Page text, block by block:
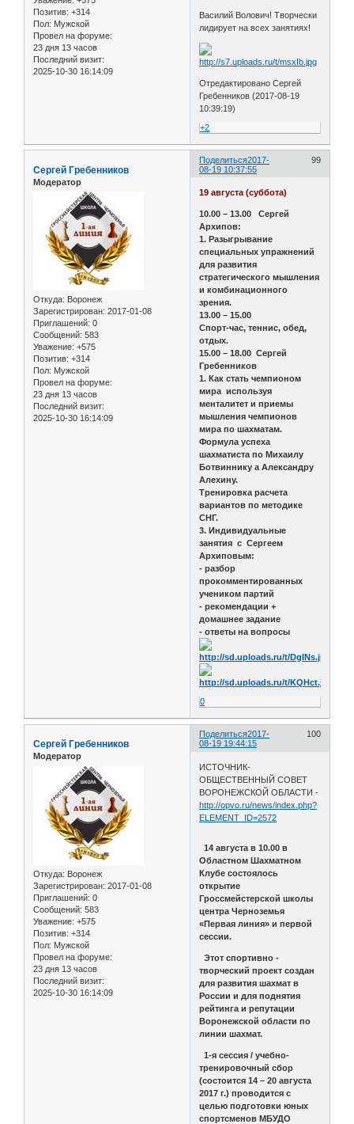
Позитив: +314
Пол: Мужской
Провел на форуме:
23 дня 13 часов
Последний визит:
2025-10-30 16:14:09
Василий Волович! Творчески
лидирует на всех занятиях!
Отредактировано Сергей
Гребенников (2017-08-19
10:39:19)
+2
Поделиться 99
2017-
08-19 10:37:55
Сергей Гребенников
Модератор
Откуда: Воронеж
Зарегистрирован: 2017-01-08
Приглашений: 0
Сообщений: 583
Уважение: +575
Позитив: +314
Пол: Мужской
Провел на форуме:
23 дня 13 часов
Последний визит:
2025-10-30 16:14:09
19 августа (суббота)
10.00 – 13.00 Сергей
Архипов:
1. Разыгрывание
специальных упражнений
для развития
стратегического мышления
и комбинационного
зрения.
13.00 – 15.00
Спорт-час, теннис, обед,
отдых.
15.00 – 18.00 Сергей
Гребенников
1. Как стать чемпионом
мира используя
менталитет и приемы
мышления чемпионов
мира по шахматам.
Формула успеха
шахматиста по Михаилу
Ботвиннику а Александру
Алехину.
Тренировка расчета
вариантов по методике
СНГ.
3. Индивидуальные
занятия с Сергеем
Архиповым:
- разбор
прокомментированных
учеником партий
- рекомендации +
домашнее задание
- ответы на вопросы
0
Поделиться 100
2017-
08-19 19:44:15
Сергей Гребенников
Модератор
Откуда: Воронеж
Зарегистрирован: 2017-01-08
Приглашений: 0
Сообщений: 583
Уважение: +575
Позитив: +314
Пол: Мужской
Провел на форуме:
23 дня 13 часов
Последний визит:
2025-10-30 16:14:09
ИСТОЧНИК-
ОБЩЕСТВЕННЫЙ СОВЕТ
ВОРОНЕЖСКОЙ ОБЛАСТИ -
http://opvo.ru/news/index.php?
ELEMENT_ID=2572
14 августа в 10.00 в
Областном Шахматном
Клубе состоялось
открытие
Гроссмейстерской школы
центра Черноземья
«Первая линия» и первой
сессии.
Этот спортивно -
творческий проект создан
для развития шахмат в
России и для поднятия
рейтинга и репутации
Воронежской области по
линии шахмат.
1-я сессия / учебно-
тренировочный сбор
(состоится 14 – 20 августа
2017 г.) проводится с
целью подготовки юных
спортсменов МБУДО